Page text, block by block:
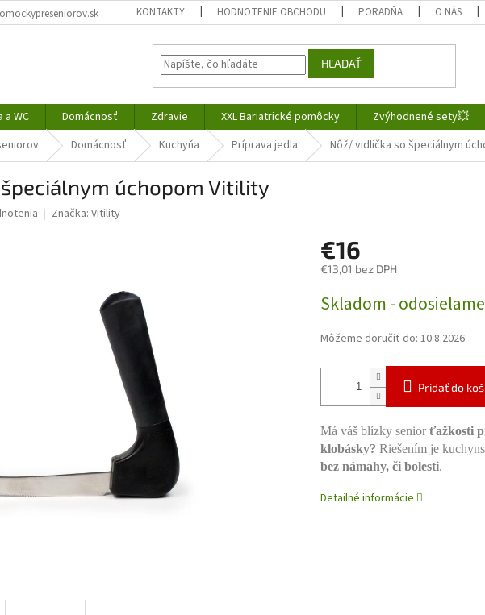
KONTAKTY HODNOTENIE OBCHODU PORADŇA O NÁS
HĽADAŤ
a WC Domácnosť Zdravie XXL Bariatrické pomôcky Zvýhodnené sety💥
Domácnosť Kuchyňa Príprava jedla Nôž/ vidlička so špeciálnym
úchopom Vitility
Značka: Vitility
€16
€13,01 bez DPH
cena:
Skladom -
Môžeme doručiť do: 10.8.2026
Pridať do
Má váš blízky senior ťažkosti
klobásky? Riešením je
bez námahy, či bolesti.
Detailné informácie